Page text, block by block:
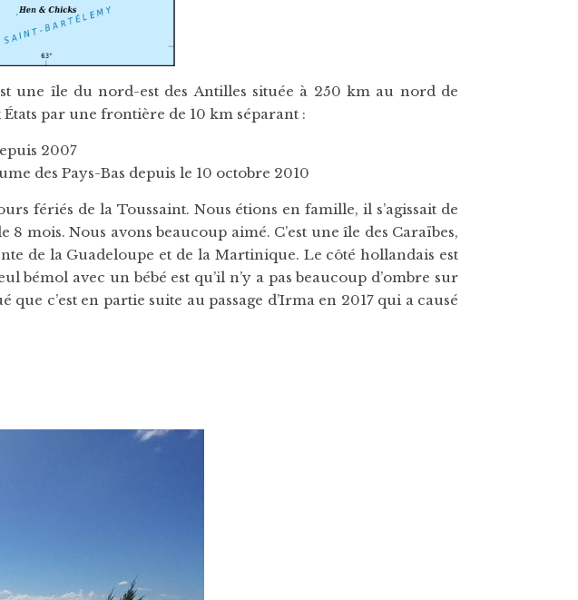
une île du nord-est des Antilles située à 250 km au nord de
par une frontière de 10 km séparant :
2007
des Pays-Bas depuis le 10 octobre 2010
fériés de la Toussaint. Nous étions en famille, il s’agissait de
mois. Nous avons beaucoup aimé. C’est une île des Caraïbes,
de la Guadeloupe et de la Martinique. Le côté hollandais est
bémol avec un bébé est qu’il n’y a pas beaucoup d’ombre sur
c’est en partie suite au passage d’Irma en 2017 qui a causé